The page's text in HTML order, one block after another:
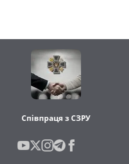
Співпраця з СЗРУ